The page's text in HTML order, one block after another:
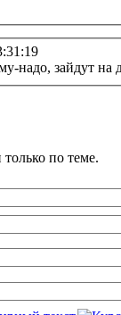
надо, зайдут на
по теме.